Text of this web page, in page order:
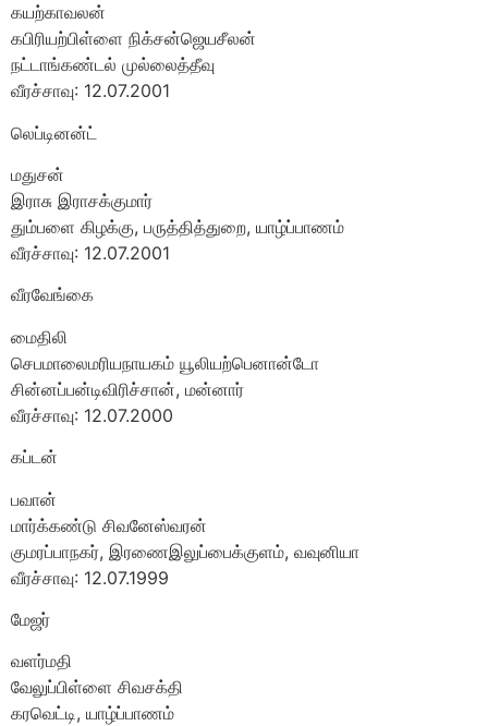
கயற்காவலன்
கபிரியற்பிள்ளை நிக்சன்ஜெயசீலன்
நட்டாங்கண்டல் முல்லைத்தீவு
வீரச்சாவு: 12.07.2001
லெப்டினன்ட்
மதுசன்
இராசு இராசக்குமார்
தும்பளை கிழக்கு, பருத்தித்துறை, யாழ்ப்பாணம்
வீரச்சாவு: 12.07.2001
வீரவேங்கை
மைதிலி
செபமாலைமரியநாயகம் யூலியற்பெனான்டோ
சின்னப்பன்டிவிரிச்சான், மன்னார்
வீரச்சாவு: 12.07.2000
கப்டன்
பவான்
மார்க்கண்டு சிவனேஸ்வரன்
குமரப்பாநகர், இரணைஇலுப்பைக்குளம், வவுனியா
வீரச்சாவு: 12.07.1999
மேஜர்
வளர்மதி
வேலுப்பிள்ளை சிவசக்தி
கரவெட்டி, யாழ்ப்பாணம்